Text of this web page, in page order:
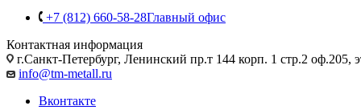
+7 (812) 660-58-28Главный офис
Контактная информация
г.Санкт-Петербург, Ленинский пр.т 144 корп. 1 стр.2 оф.205,
info@tm-metall.ru
Вконтакте